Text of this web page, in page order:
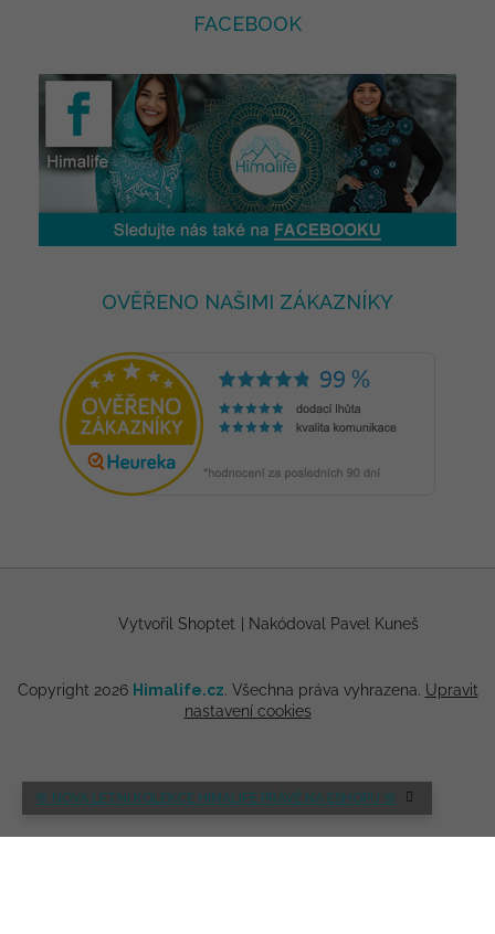
🌸 NOVÁ LETNÍ KOLEKCE HIMALIFE PRÁVĚ NA ESHOPU 🌸
FACEBOOK
OVĚŘENO NAŠIMI ZÁKAZNÍKY
Vytvořil Shoptet Nakódoval Pavel Kuneš
Copyright 2026 Himalife.cz. Všechna práva vyhrazena. Upravit
nastavení cookies